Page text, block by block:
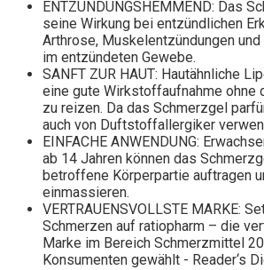
ENTZÜNDUNGSHEMMEND: Das
seine Wirkung bei entzündlichen
Arthrose, Muskelentzündungen
im entzündeten Gewebe.
SANFT ZUR HAUT: Hautähnliche
eine gute Wirkstoffaufnahme ohne
zu reizen. Da das Schmerzgel
auch von Duftstoffallergiker
EINFACHE ANWENDUNG:
ab 14 Jahren können das
betroffene Körperpartie auftragen
einmassieren.
VERTRAUENSVOLLSTE MARKE:
Schmerzen auf ratiopharm – die
Marke im Bereich Schmerzmittel
Konsumenten gewählt - Reader‘s